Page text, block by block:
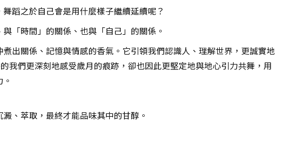
蹈之於自己會是用什麼樣子繼續延續呢？
「時間」的關係、也與「自己」的關係。
出關係、記憶與情感的香氣。它引領我們認識人、理解世界，更誠實地
我們更深刻地感受歲月的痕跡，卻也因此更堅定地與地心引力共舞，用
、萃取，最終才能品味其中的甘醇。